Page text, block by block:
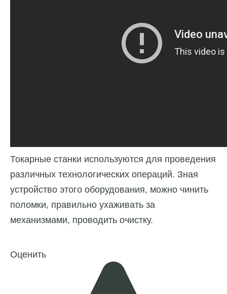
Токарные станки используются для проведения
различных технологических операций. Зная
устройство этого оборудования, можно чинить
поломки, правильно ухаживать за
механизмами, проводить очистку.
Оценить